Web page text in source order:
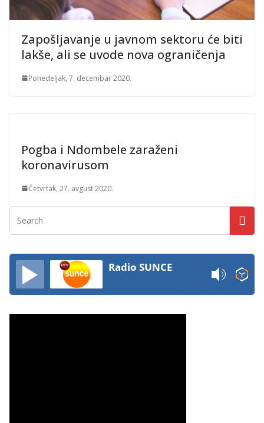
Zapošljavanje u javnom sektoru će biti
lakše, ali se uvode nova ograničenja
Ponedeljak, 7. decembar 2020.
Pogba i Ndombele zaraženi
koronavirusom
Četvrtak, 27. avgust 2020.
Radio SUNCE